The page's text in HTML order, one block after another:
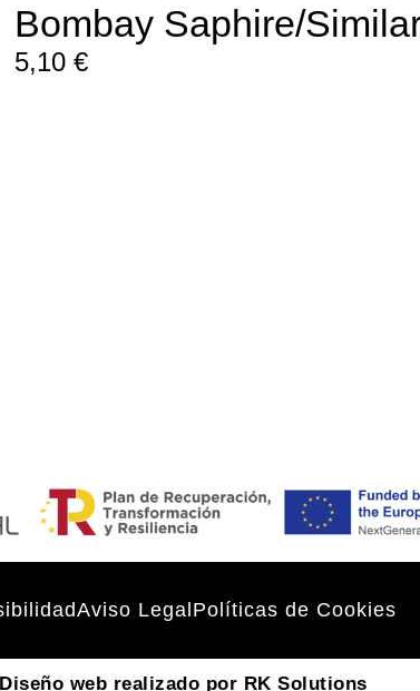
Bombay Saphire/
5,10 €
Aviso Legal Políticas de Cookies
Diseño web realizado por RK Solutions